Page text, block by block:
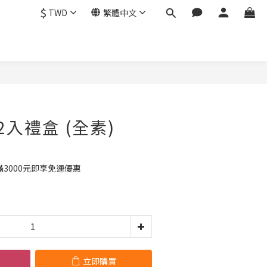
$ TWD 繁體中文
禮盒 (全素)
元即享免運優惠
立即購買